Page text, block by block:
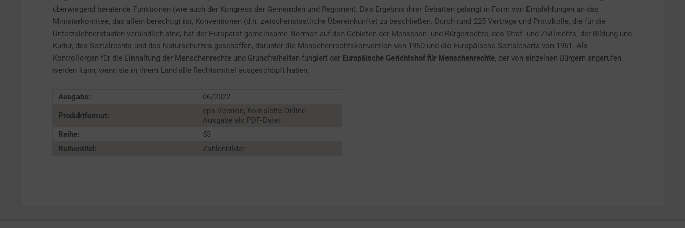
überwiegend beratende Funktionen (wie auch der Kongress der Gemeinden und Regionen). Das Ergebnis ihrer Debatten gelangt in Form von Empfehlungen an das
Ministerkomitee, das allein berechtigt ist, Konventionen (d.h. zwischenstaatliche Übereinkünfte) zu beschließen. Durch rund 225 Verträge und Protokolle, die für die
Unterzeichnerstaaten verbindlich sind, hat der Europarat gemeinsame Normen auf den Gebieten der Menschen- und Bürgerrechte, des Straf- und Zivilrechts, der Bildung und
Kultur, des Sozialrechts und des Naturschutzes geschaffen, darunter die Menschenrechtskonvention von 1950 und die Europäische Sozialcharta von 1961. Als
Kontrollorgan für die Einhaltung der Menschenrechte und Grundfreiheiten fungiert der Europäische Gerichtshof für Menschenrechte, der von einzelnen Bürgern angerufen
werden kann, wenn sie in ihrem Land alle Rechtsmittel ausgeschöpft haben.
Ausgabe: 06/2022
Produktformat:
eps-Version, Komplette Online-
Ausgabe als PDF-Datei.
Reihe:
53
Reihentitel:
Zahlenbilder